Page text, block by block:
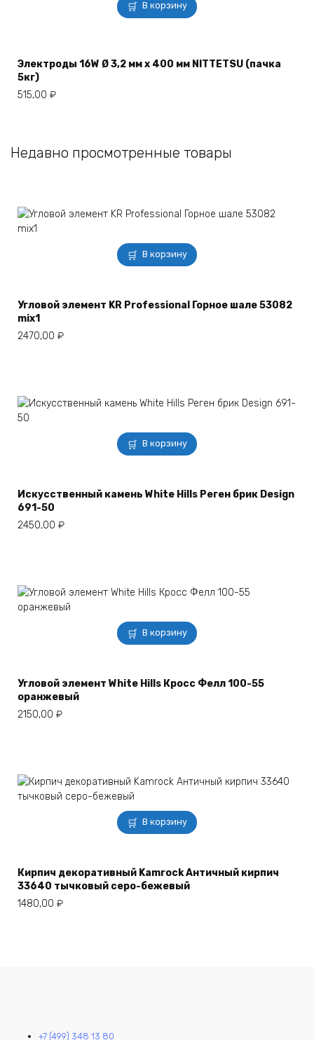
В корзину
Электроды 16W Ø 3,2 мм х 400 мм NITTETSU (пачка
5кг)
515,00 ₽
Недавно просмотренные товары
В корзину
Угловой элемент KR Professional Горное шале 53082
mix1
2470,00 ₽
В корзину
Искусственный камень White Hills Реген брик Design
691-50
2450,00 ₽
В корзину
Угловой элемент White Hills Кросс Фелл 100-55
оранжевый
2150,00 ₽
В корзину
Кирпич декоративный Kamrock Античный кирпич
33640 тычковый серо-бежевый
1480,00 ₽
+7 (499) 348 13 80